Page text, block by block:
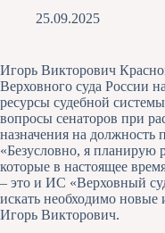
25.09.2025
Игорь Викторович
Верховного суда России
ресурсы судебной
вопросы сенаторов при
назначения на должность
«Безусловно, я планирую
которые в настоящее
– это и ИС «Верховный
искать необходимо
Игорь Викторович.